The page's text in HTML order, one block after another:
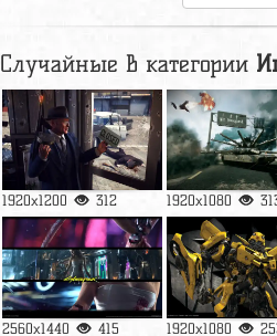
Случайные в категории
1920x1200 312 1920x1080
2560x1440 415 1920x1080